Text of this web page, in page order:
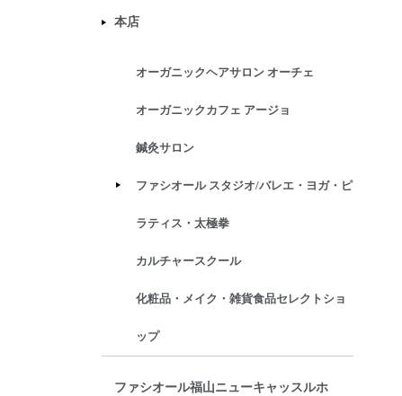
本店
オーガニックヘアサロン オーチェ
オーガニックカフェ アージョ
鍼灸サロン
ファシオール スタジオ/バレエ・ヨガ・ピ
ラティス・太極拳
カルチャースクール
化粧品・メイク・雑貨食品セレクトショ
ップ
ファシオール福山ニューキャッスルホ